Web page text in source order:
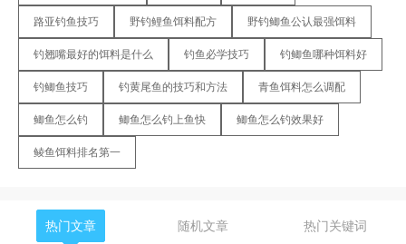
路亚钓鱼技巧 野钓鲤鱼饵料配方 野钓鲫鱼公认最强饵料
钓翘嘴最好的饵料是什么 钓鱼必学技巧 钓鲫鱼哪种饵料好
钓鲫鱼技巧 钓黄尾鱼的技巧和方法 青鱼饵料怎么调配
鲫鱼怎么钓 鲫鱼怎么钓上鱼快 鲫鱼怎么钓效果好
鲮鱼饵料排名第一
热门文章 随机文章 热门关键词